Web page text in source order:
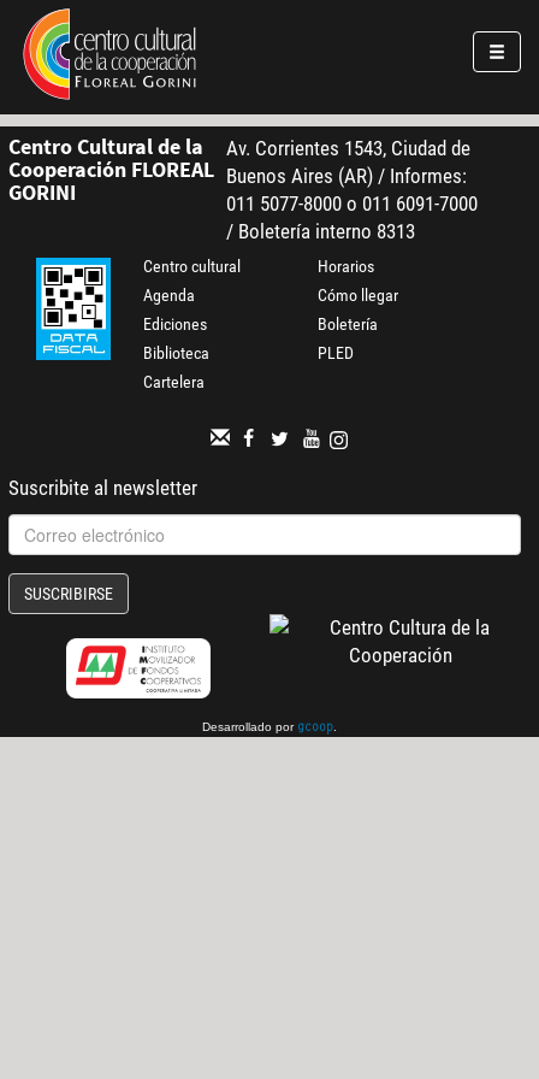
Pasar al contenido principal
Jump to main content
Centro Cultural de la
Cooperación FLOREAL
GORINI
Av. Corrientes 1543, Ciudad de
Buenos Aires (AR) / Informes:
011 5077-8000 o 011 6091-7000
/ Boletería interno 8313
Centro cultural
Agenda
Ediciones
Biblioteca
Cartelera
Horarios
Cómo llegar
Boletería
PLED
Suscribite al newsletter
SUSCRIBIRSE
Desarrollado por gcoop